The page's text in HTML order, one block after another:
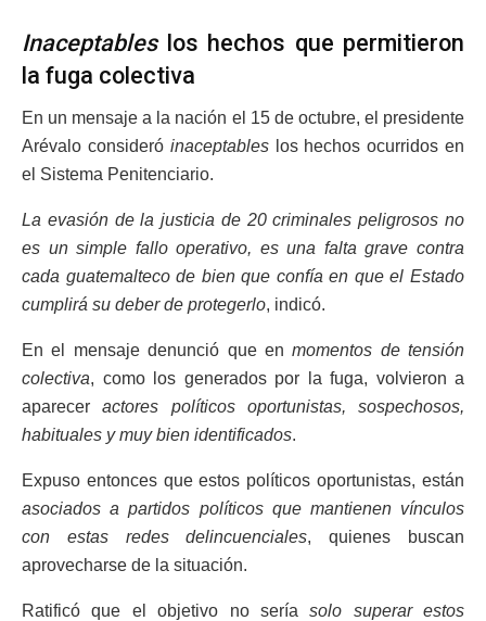
Inaceptableslos hechos que permitieron
la fuga colectiva
En un mensaje a la nación el 15 de octubre, el presidente
Arévalo consideró inaceptableslos hechos ocurridos en
el Sistema Penitenciario.
La evasión de la justicia de 20 criminales peligrosos no
es un simple fallo operativo, es una falta grave contra
cada guatemalteco de bien que confía en que el Estado
cumplirá su deber de protegerlo, indicó.
En el mensaje denunció que enmomentos de tensión
colectiva, como los generados por la fuga, volvieron a
apareceractores políticos oportunistas, sospechosos,
habituales y muy bien identificados.
Expuso entonces que estos políticos oportunistas, están
asociados a partidos políticos que mantienen vínculos
con estas redes delincuenciales, quienes buscan
aprovecharse de la situación.
Ratificó que el objetivo no seríasolo superar estos